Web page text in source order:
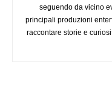
seguendo da vicino
principali produzioni
raccontare storie e